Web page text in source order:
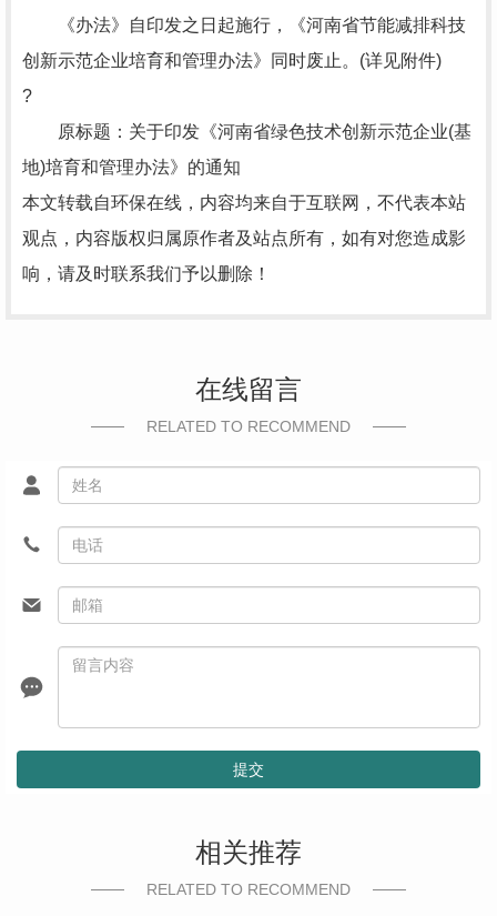
《办法》自印发之日起施行，《河南省节能减排科技
创新示范企业培育和管理办法》同时废止。(详见附件)
?
原标题：关于印发《河南省绿色技术创新示范企业(基
地)培育和管理办法》的通知
本文转载自环保在线，内容均来自于互联网，不代表本站
观点，内容版权归属原作者及站点所有，如有对您造成影
响，请及时联系我们予以删除！
在线留言
RELATED TO RECOMMEND
提交
相关推荐
RELATED TO RECOMMEND